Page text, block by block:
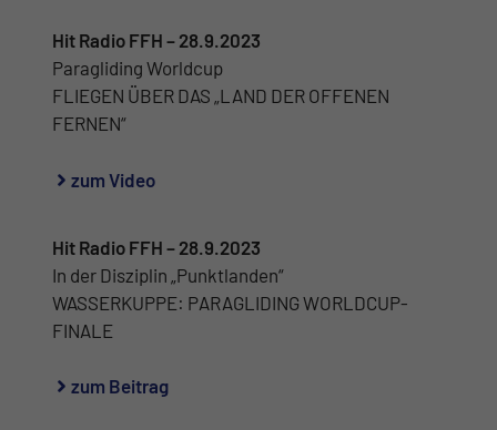
Hit Radio FFH – 28.9.2023
Paragliding Worldcup
FLIEGEN ÜBER DAS „LAND DER OFFENEN
FERNEN“
zum Video
Hit Radio FFH – 28.9.2023
In der Disziplin „Punktlanden“
WASSERKUPPE: PARAGLIDING WORLDCUP-
FINALE
zum Beitrag